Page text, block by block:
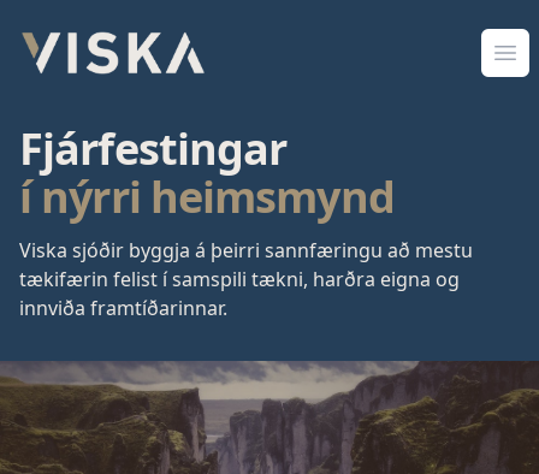
Viska Sjóðir
Fjárfestingar
í nýrri heimsmynd
Viska sjóðir byggja á þeirri sannfæringu að mestu
tækifærin felist í samspili tækni, harðra eigna og
innviða framtíðarinnar.